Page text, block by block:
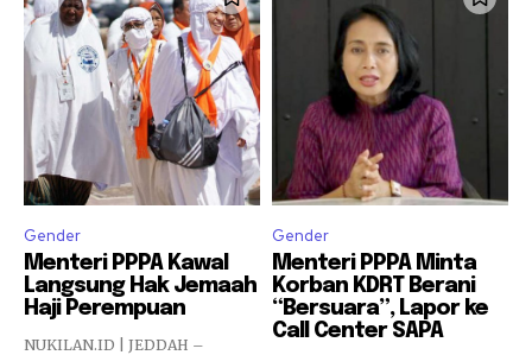
Gender
Menteri PPPA Kawal
Langsung Hak Jemaah
Haji Perempuan
NUKILAN.ID | JEDDAH –
Gender
Menteri PPPA Minta
Korban KDRT Berani
“Bersuara”, Lapor ke
Call Center SAPA